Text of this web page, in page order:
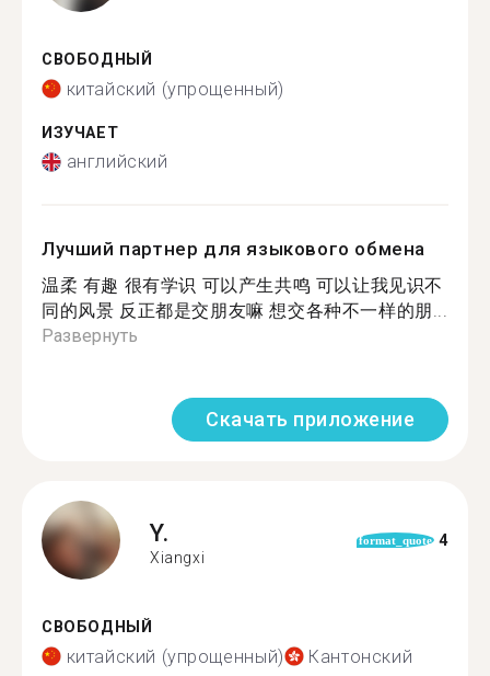
СВОБОДНЫЙ
китайский (упрощенный)
ИЗУЧАЕТ
английский
Лучший партнер для языкового обмена
温柔 有趣 很有学识 可以产生共鸣 可以让我见识不
同的风景 反正都是交朋友嘛 想交各种不一样的朋...
Развернуть
Скачать приложение
Y.
Xiangxi
format_quote 4
СВОБОДНЫЙ
китайский (упрощенный) Кантонский